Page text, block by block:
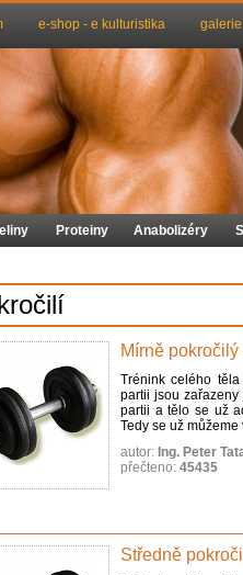
Mírně
Trénink celého
partii jsou
partii a tělo se už
Tedy se už můžeme
autor: Ing. Peter
přečteno: 45435
Středně
e-shop - e kulturistika
Proteiny Anabolizéry